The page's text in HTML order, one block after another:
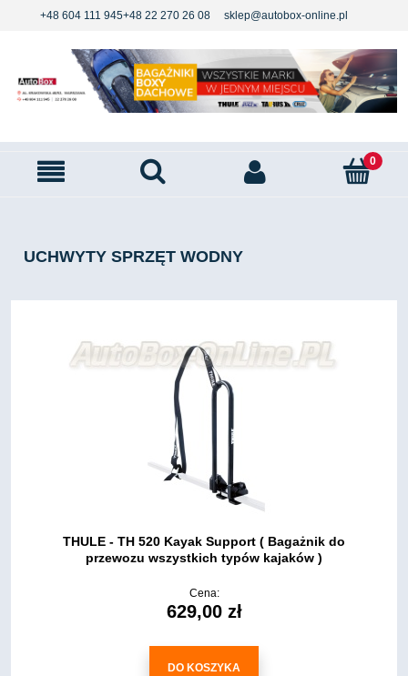
+48 604 111 945+48 22 270 26 08 sklep@autobox-online.pl
UCHWYTY SPRZĘT WODNY
THULE - TH 520 Kayak Support ( Bagażnik do
przewozu wszystkich typów kajaków )
Cena:
629,00 zł
DO KOSZYKA